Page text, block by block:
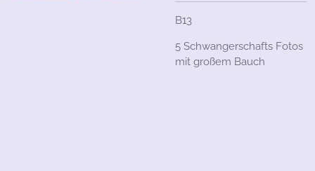
B13
5 Schwangerschafts Fotos
mit großem Bauch